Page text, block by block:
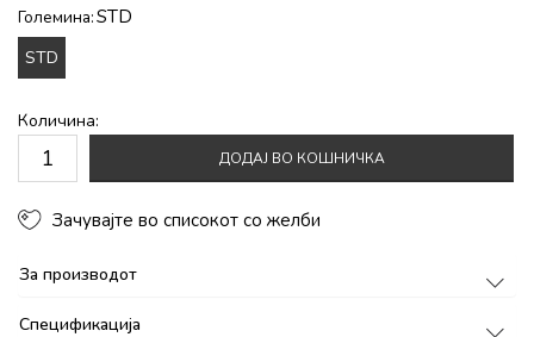
Големина:STD
STD
Количина:
ДОДАЈ ВО КОШНИЧКА
Зачувајте во списокот со желби
За производот
Спецификација